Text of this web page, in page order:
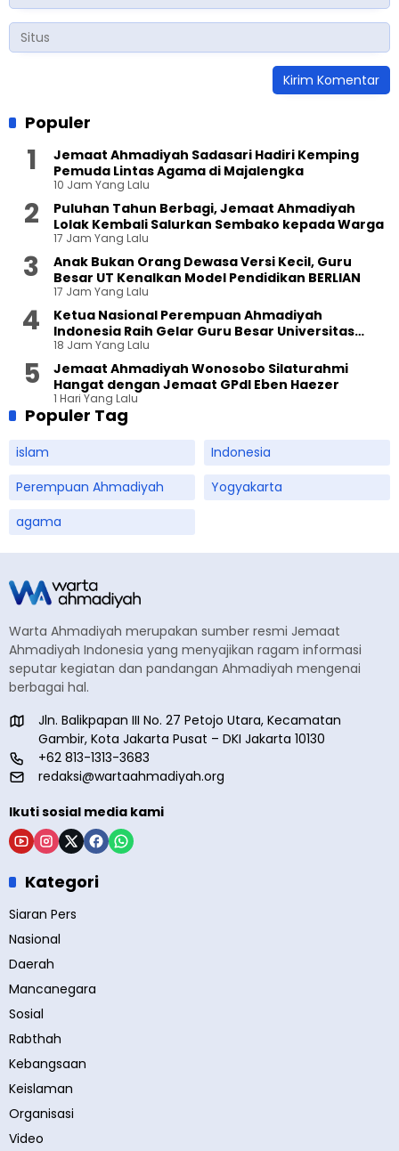
Populer
Jemaat Ahmadiyah Sadasari Hadiri Kemping
Pemuda Lintas Agama di Majalengka
10 Jam Yang Lalu
Puluhan Tahun Berbagi, Jemaat Ahmadiyah
Lolak Kembali Salurkan Sembako kepada Warga
17 Jam Yang Lalu
Anak Bukan Orang Dewasa Versi Kecil, Guru
Besar UT Kenalkan Model Pendidikan BERLIAN
17 Jam Yang Lalu
Ketua Nasional Perempuan Ahmadiyah
Indonesia Raih Gelar Guru Besar Universitas
Terbuka
18 Jam Yang Lalu
Jemaat Ahmadiyah Wonosobo Silaturahmi
Hangat dengan Jemaat GPdI Eben Haezer
1 Hari Yang Lalu
Populer Tag
islam
Indonesia
Perempuan Ahmadiyah
Yogyakarta
agama
Warta Ahmadiyah merupakan sumber resmi Jemaat
Ahmadiyah Indonesia yang menyajikan ragam informasi
seputar kegiatan dan pandangan Ahmadiyah mengenai
berbagai hal.
Jln. Balikpapan III No. 27 Petojo Utara, Kecamatan
Gambir, Kota Jakarta Pusat – DKI Jakarta 10130
+62 813-1313-3683
redaksi@wartaahmadiyah.org
Ikuti sosial media kami
Kategori
Siaran Pers
Nasional
Daerah
Mancanegara
Sosial
Rabthah
Kebangsaan
Keislaman
Organisasi
Video